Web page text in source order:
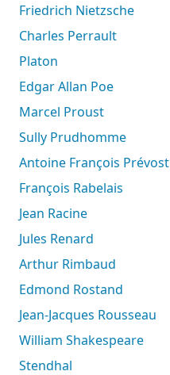
Friedrich Nietzsche
Charles Perrault
Platon
Edgar Allan Poe
Marcel Proust
Sully Prudhomme
Antoine François Prévost
François Rabelais
Jean Racine
Jules Renard
Arthur Rimbaud
Edmond Rostand
Jean-Jacques Rousseau
William Shakespeare
Stendhal